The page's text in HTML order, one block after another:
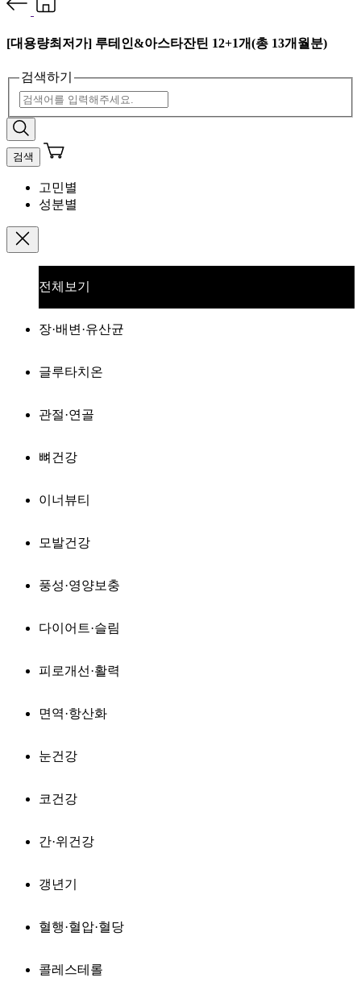
[대용량최저가] 루테인&아스타잔틴 12+1개(총 13개월분)
검색하기
검색
고민별
성분별
전체보기
장·배변·유산균
글루타치온
관절·연골
뼈건강
이너뷰티
모발건강
풍성·영양보충
다이어트·슬림
피로개선·활력
면역·항산화
눈건강
코건강
간·위건강
갱년기
혈행·혈압·혈당
콜레스테롤